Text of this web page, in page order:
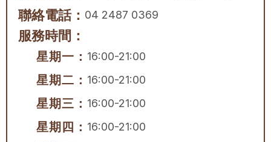
聯絡電話： 04 2487 0369
服務時間：
星期一： 16:00-21:00
星期二： 16:00-21:00
星期三： 16:00-21:00
星期四： 16:00-21:00